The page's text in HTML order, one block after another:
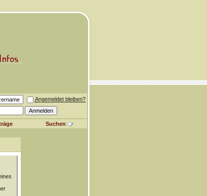
Angemeldet bleiben?
Suchen